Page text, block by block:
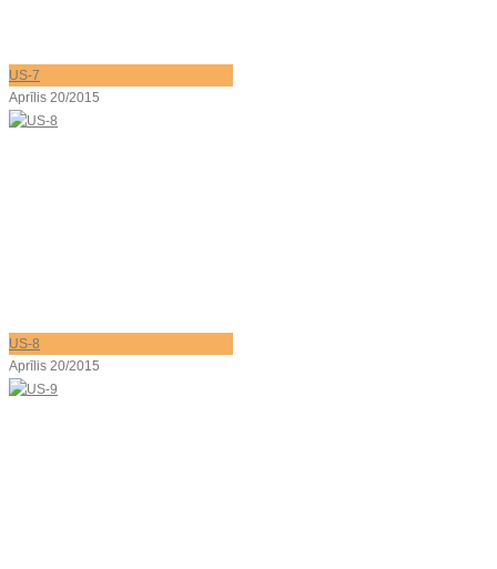
US-7
Aprīlis 20/2015
US-8
Aprīlis 20/2015